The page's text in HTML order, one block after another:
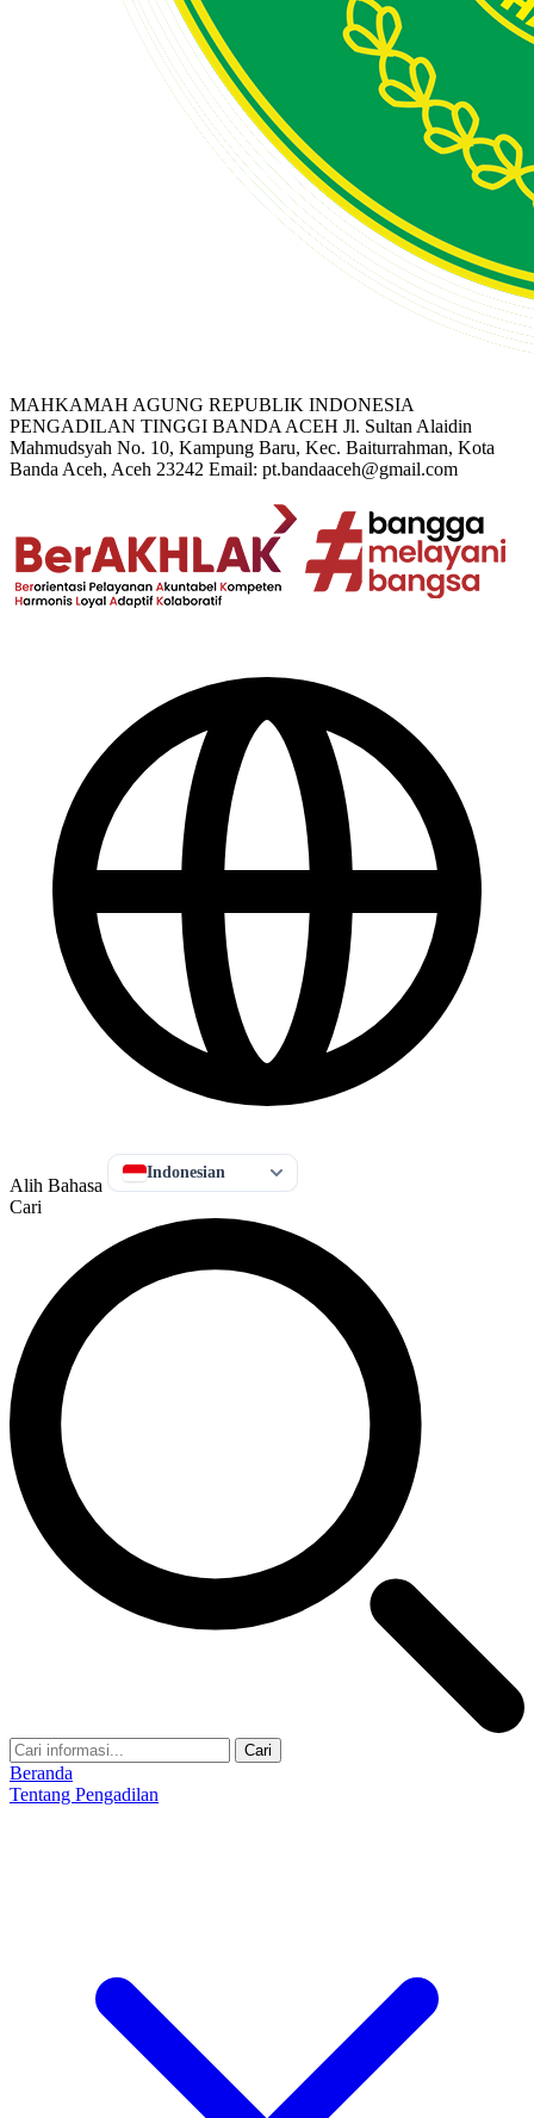
MAHKAMAH AGUNG REPUBLIK INDONESIA
PENGADILAN TINGGI BANDA ACEH Jl. Sultan Alaidin
Mahmudsyah No. 10, Kampung Baru, Kec. Baiturrahman, Kota
Banda Aceh, Aceh 23242 Email: pt.bandaaceh@gmail.com
Alih Bahasa
Indonesian
Cari
Cari
Beranda
Tentang Pengadilan